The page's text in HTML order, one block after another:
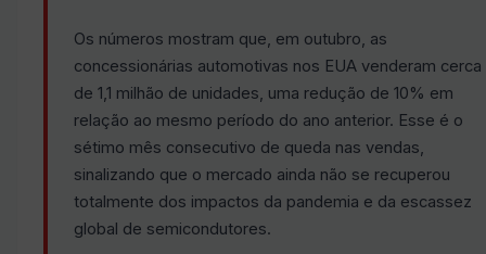
Os números mostram que, em outubro, as
concessionárias automotivas nos EUA venderam cerca
de 1,1 milhão de unidades, uma redução de 10% em
relação ao mesmo período do ano anterior. Esse é o
sétimo mês consecutivo de queda nas vendas,
sinalizando que o mercado ainda não se recuperou
totalmente dos impactos da pandemia e da escassez
global de semicondutores.